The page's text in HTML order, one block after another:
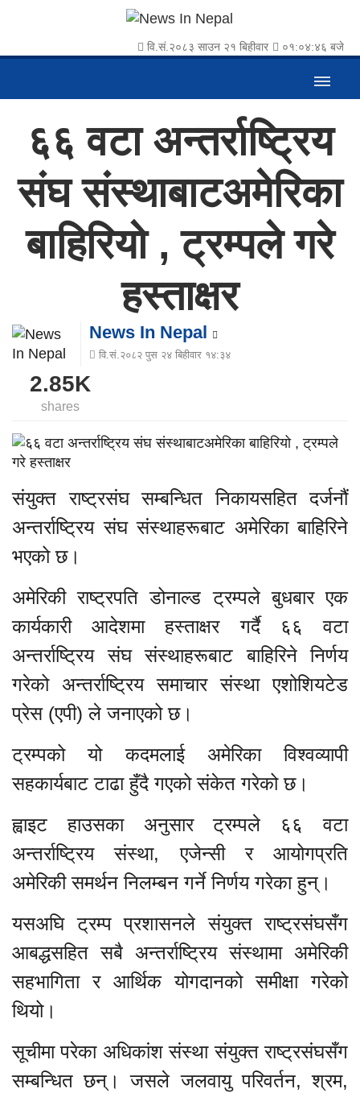
वि.सं.२०८३ साउन २१ बिहीवार ०१:०४:४६ बजे
६६ वटा अन्तर्राष्ट्रिय
संघ संस्थाबाटअमेरिका
बाहिरियो , ट्रम्पले गरे
हस्ताक्षर
News In Nepal
वि.सं.२०८२ पुस २४ बिहीवार १४:३४
2.85K
shares
संयुक्त राष्ट्रसंघ सम्बन्धित निकायसहित दर्जनौं
अन्तर्राष्ट्रिय संघ संस्थाहरूबाट अमेरिका बाहिरिने
भएको छ।
अमेरिकी राष्ट्रपति डोनाल्ड ट्रम्पले बुधबार एक
कार्यकारी आदेशमा हस्ताक्षर गर्दै ६६ वटा
अन्तर्राष्ट्रिय संघ संस्थाहरूबाट बाहिरिने निर्णय
गरेको अन्तर्राष्ट्रिय समाचार संस्था एशोशियटेड
प्रेस (एपी) ले जनाएको छ।
ट्रम्पको यो कदमलाई अमेरिका विश्वव्यापी
सहकार्यबाट टाढा हुँदै गएको संकेत गरेको छ।
ह्वाइट हाउसका अनुसार ट्रम्पले ६६ वटा
अन्तर्राष्ट्रिय संस्था, एजेन्सी र आयोगप्रति
अमेरिकी समर्थन निलम्बन गर्ने निर्णय गरेका हुन्।
यसअघि ट्रम्प प्रशासनले संयुक्त राष्ट्रसंघसँग
आबद्धसहित सबै अन्तर्राष्ट्रिय संस्थामा अमेरिकी
सहभागिता र आर्थिक योगदानको समीक्षा गरेको
थियो।
सूचीमा परेका अधिकांश संस्था संयुक्त राष्ट्रसंघसँग
सम्बन्धित छन्। जसले जलवायु परिवर्तन, श्रम,